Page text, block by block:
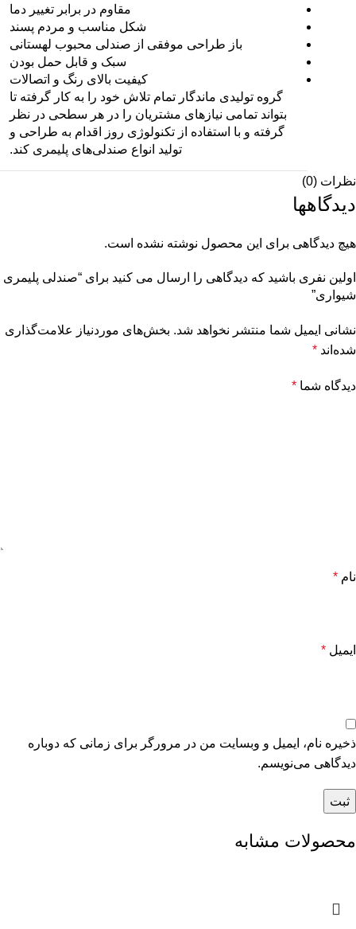
مقاوم در برابر تغییر دما
شکل مناسب و مردم پسند
باز طراحی موفقی از صندلی محبوب لهستانی
سبک و قابل حمل بودن
کیفیت بالای رنگ و اتصالات
گروه تولیدی ماندگار تمام تلاش خود را به کار گرفته تا
بتواند تمامی نیازهای مشتریان را در هر سطحی در نظر
گرفته و با استفاده از تکنولوژی روز اقدام به طراحی و
تولید انواع صندلی‌های پلیمری کند.
نظرات (0)
دیدگاهها
هیچ دیدگاهی برای این محصول نوشته نشده است.
اولین نفری باشید که دیدگاهی را ارسال می کنید برای “صندلی پلیمری
شیواری”
نشانی ایمیل شما منتشر نخواهد شد. بخش‌های موردنیاز علامت‌گذاری
شده‌اند *
دیدگاه شما *
نام *
ایمیل *
ذخیره نام، ایمیل و وبسایت من در مرورگر برای زمانی که دوباره
دیدگاهی می‌نویسم.
محصولات مشابه